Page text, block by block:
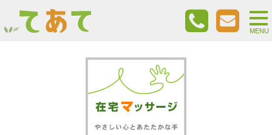
MENU